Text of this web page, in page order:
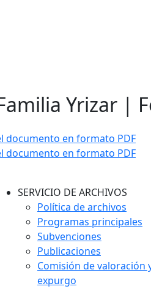
Yrizar |
documento en formato PDF
documento en formato PDF
SERVICIO DE ARCHIVOS
Política de archivos
Programas principales
Subvenciones
Publicaciones
Comisión de valoración
expurgo